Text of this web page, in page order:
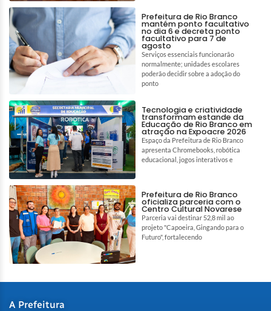
Prefeitura de Rio Branco
mantém ponto facultativo
no dia 6 e decreta ponto
facultativo para 7 de
agosto
Serviços essenciais funcionarão
normalmente; unidades escolares
poderão decidir sobre a adoção do
ponto
Tecnologia e criatividade
transformam estande da
Educação de Rio Branco em
atração na Expoacre 2026
Espaço da Prefeitura de Rio Branco
apresenta Chromebooks, robótica
educacional, jogos interativos e
Prefeitura de Rio Branco
oficializa parceria com o
Centro Cultural Novarese
Parceria vai destinar 52,8 mil ao
projeto "Capoeira, Gingando para o
Futuro", fortalecendo
A Prefeitura